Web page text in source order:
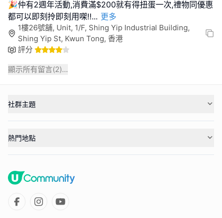
🎉仲有2週年活動,消費滿$200就有得扭蛋一次,禮物同優惠
都可以即刻拎即刻用㗎‼... 更多
1樓26號舖, Unit, 1/F, Shing Yip Industrial Building,
Shing Yip St, Kwun Tong, 香港
評分
顯示所有留言(2)...
社群主題
熱門地點